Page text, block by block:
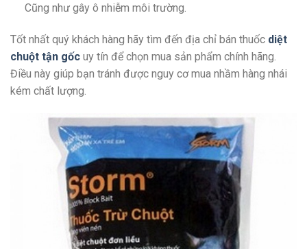
Cũng như gây ô nhiễm môi trường.
Tốt nhất quý khách hàng hãy tìm đến địa chỉ bán thuốc diệt
chuột tận gốc uy tín để chọn mua sản phẩm chính hãng.
Điều này giúp bạn tránh được nguy cơ mua nhầm hàng nhái
kém chất lượng.